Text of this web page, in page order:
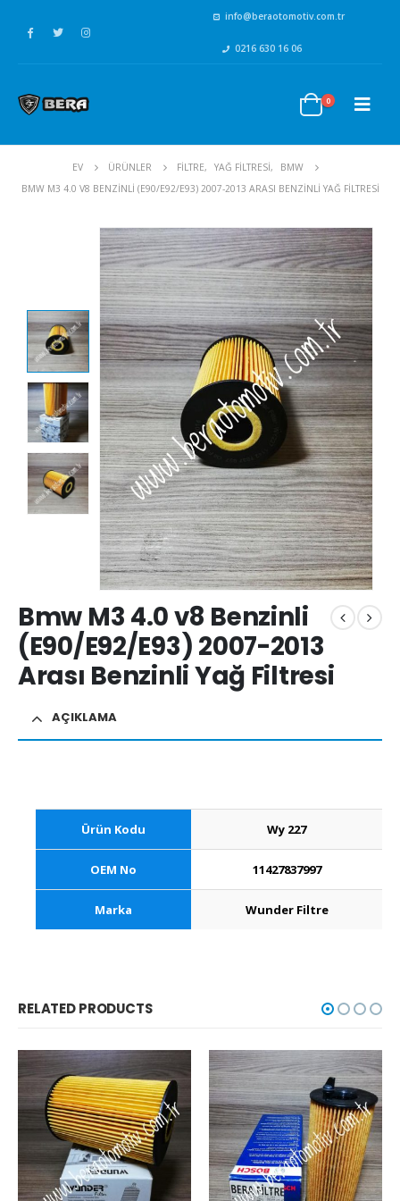
info@beraotomotiv.com.tr
0216 630 16 06
0
EV ÜRÜNLER FİLTRE, YAĞ FİLTRESİ,
BMW
BMW M3 4.0 V8 BENZINLI (E90/E92/E93) 2007-2013 ARASI BENZINLI YAĞ FILTRESI
Bmw M3 4.0 v8 Benzinli
(E90/E92/E93) 2007-2013
Arası Benzinli Yağ Filtresi
AÇIKLAMA
Ürün Kodu Wy 227
OEM No 11427837997
Marka Wunder Filtre
RELATED PRODUCTS